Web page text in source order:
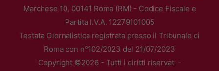
Marchese 10, 00141 Roma (RM) - Codice Fiscale e
Partita I.V.A. 12279101005
Testata Giornalistica registrata presso il Tribunale di
Roma con n°102/2023 del 21/07/2023
Copyright ©2026 - Tutti i diritti riservati -